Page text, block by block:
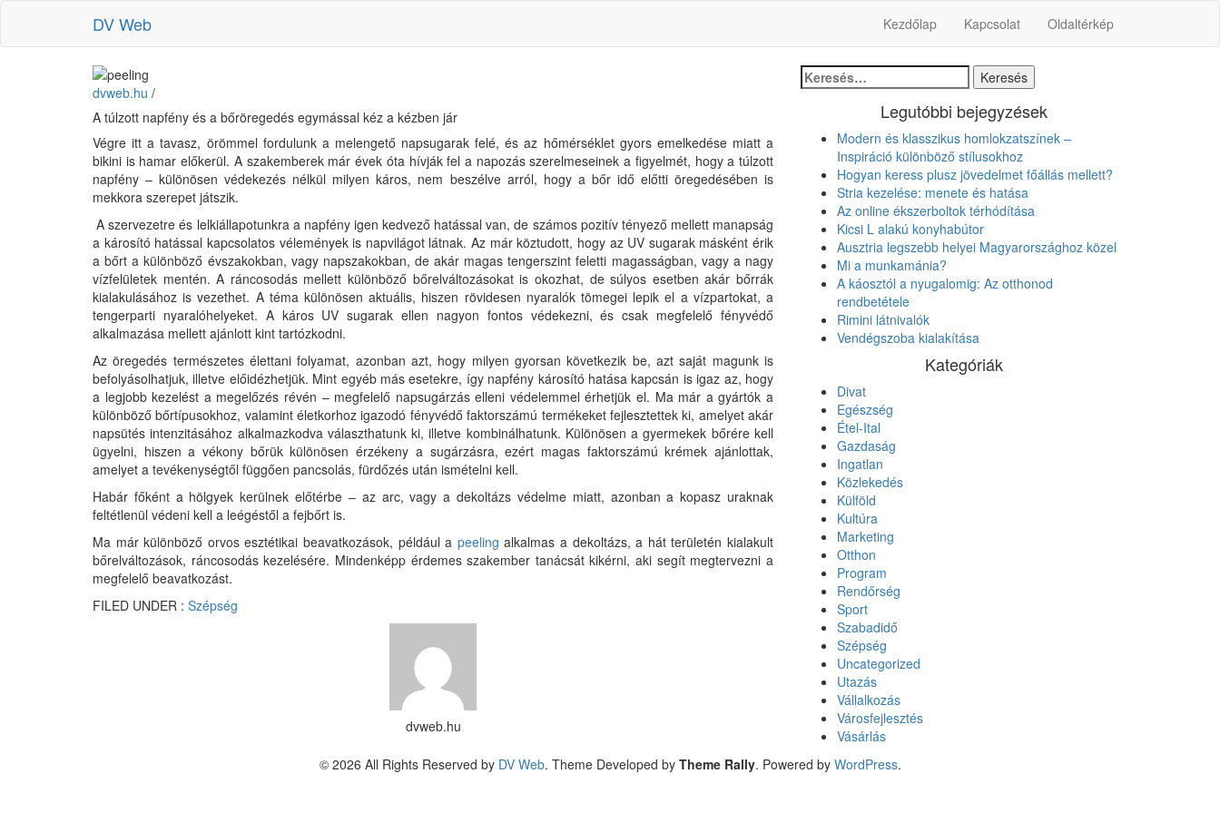
DV Web Kezdőlap Kapcsolat Oldaltérkép
dvweb.hu /
A túlzott napfény és a bőröregedés egymással kéz a kézben jár
Végre itt a tavasz, örömmel fordulunk a melengető napsugarak felé, és az hőmérséklet gyors emelkedése miatt a
bikini is hamar előkerül. A szakemberek már évek óta hívják fel a napozás szerelmeseinek a figyelmét, hogy a túlzott
napfény – különösen védekezés nélkül milyen káros, nem beszélve arról, hogy a bőr idő előtti öregedésében is
mekkora szerepet játszik.
A szervezetre és lelkiállapotunkra a napfény igen kedvező hatással van, de számos pozitív tényező mellett manapság
a károsító hatással kapcsolatos vélemények is napvilágot látnak. Az már köztudott, hogy az UV sugarak másként érik
a bőrt a különböző évszakokban, vagy napszakokban, de akár magas tengerszint feletti magasságban, vagy a nagy
vízfelületek mentén. A ráncosodás mellett különböző bőrelváltozásokat is okozhat, de súlyos esetben akár bőrrák
kialakulásához is vezethet. A téma különösen aktuális, hiszen rövidesen nyaralók tömegei lepik el a vízpartokat, a
tengerparti nyaralóhelyeket. A káros UV sugarak ellen nagyon fontos védekezni, és csak megfelelő fényvédő
alkalmazása mellett ajánlott kint tartózkodni.
Az öregedés természetes élettani folyamat, azonban azt, hogy milyen gyorsan következik be, azt saját magunk is
befolyásolhatjuk, illetve előidézhetjük. Mint egyéb más esetekre, így napfény károsító hatása kapcsán is igaz az, hogy
a legjobb kezelést a megelőzés révén – megfelelő napsugárzás elleni védelemmel érhetjük el. Ma már a gyártók a
különböző bőrtípusokhoz, valamint életkorhoz igazodó fényvédő faktorszámú termékeket fejlesztettek ki, amelyet akár
napsütés intenzitásához alkalmazkodva választhatunk ki, illetve kombinálhatunk. Különösen a gyermekek bőrére kell
ügyelni, hiszen a vékony bőrük különösen érzékeny a sugárzásra, ezért magas faktorszámú krémek ajánlottak,
amelyet a tevékenységtől függően pancsolás, fürdőzés után ismételni kell.
Habár főként a hölgyek kerülnek előtérbe – az arc, vagy a dekoltázs védelme miatt, azonban a kopasz uraknak
feltétlenül védeni kell a leégéstől a fejbőrt is.
Ma már különböző orvos esztétikai beavatkozások, például a peeling alkalmas a dekoltázs, a hát területén kialakult
bőrelváltozások, ráncosodás kezelésére. Mindenképp érdemes szakember tanácsát kikérni, aki segít megtervezni a
megfelelő beavatkozást.
FILED UNDER : Szépség
dvweb.hu
Keresés:
Legutóbbi bejegyzések
Modern és klasszikus homlokzatszínek –
Inspiráció különböző stílusokhoz
Hogyan keress plusz jövedelmet főállás mellett?
Stria kezelése: menete és hatása
Az online ékszerboltok térhódítása
Kicsi L alakú konyhabútor
Ausztria legszebb helyei Magyarországhoz közel
Mi a munkamánia?
A káosztól a nyugalomig: Az otthonod
rendbetétele
Rimini látnivalók
Vendégszoba kialakítása
Kategóriák
Divat
Egészség
Étel-Ital
Gazdaság
Ingatlan
Közlekedés
Külföld
Kultúra
Marketing
Otthon
Program
Rendőrség
Sport
Szabadidő
Szépség
Uncategorized
Utazás
Vállalkozás
Városfejlesztés
Vásárlás
© 2026 All Rights Reserved by DV Web. Theme Developed by Theme Rally. Powered by WordPress.